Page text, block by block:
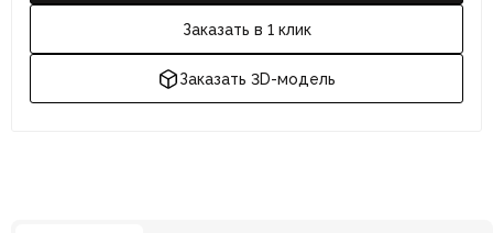
Заказать в 1 клик
Заказать 3D-модель